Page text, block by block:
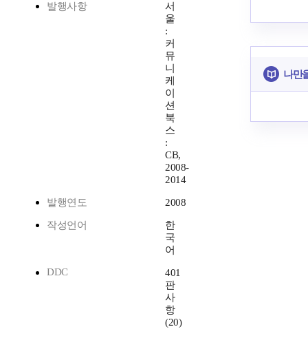
발행사항
서
울
:
커
뮤
니
케
이
션
북
스
:
CB,
2008-
2014
발행연도 2008
작성언어
한
국
어
DDC
401
판
사
항
(20)
나만